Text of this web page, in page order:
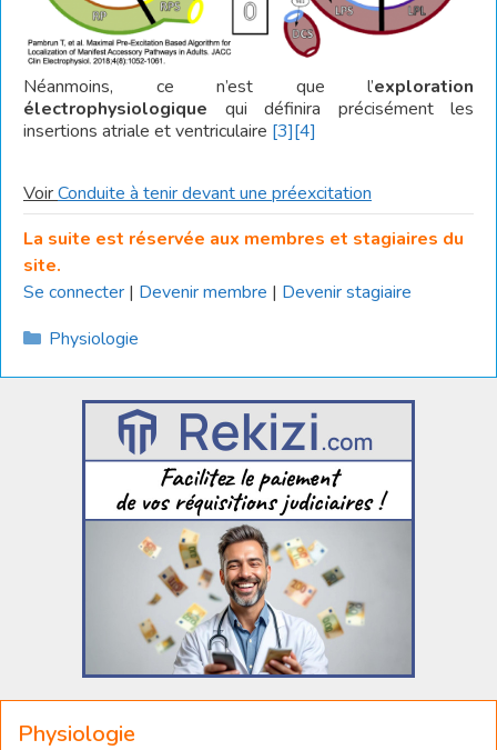
Néanmoins, ce n’est que l’exploration
électrophysiologique qui définira précisément les
insertions atriale et ventriculaire [3][4]
VoirConduite à tenir devant une préexcitation
La suite est réservée aux membres et stagiaires du
site.
Se connecter | Devenir membre | Devenir stagiaire
Catégories
Physiologie
Physiologie